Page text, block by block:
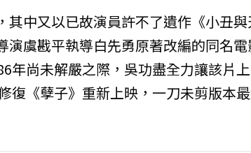
中又以已故演員許不了遺作《小丑
虞戡平執導白先勇原著改編的同名
年尚未解嚴之際，吳功盡全力讓該片上
復《孽子》重新上映，一刀未剪版本